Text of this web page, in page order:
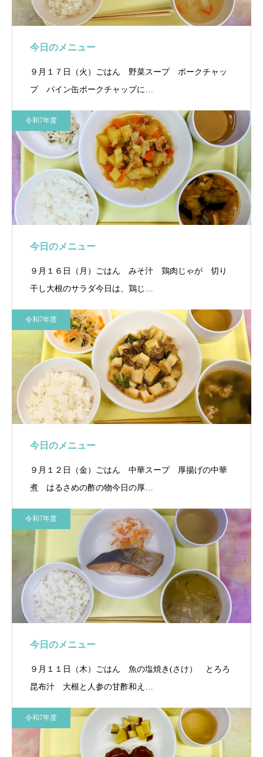
今日のメニュー
９月１７日（火）ごはん 野菜スープ ポークチャッ
プ パイン缶ポークチャップに…
令和7年度
今日のメニュー
９月１６日（月）ごはん みそ汁 鶏肉じゃが 切り
干し大根のサラダ今日は、鶏じ…
令和7年度
今日のメニュー
９月１２日（金）ごはん 中華スープ 厚揚げの中華
煮 はるさめの酢の物今日の厚…
令和7年度
今日のメニュー
９月１１日（木）ごはん 魚の塩焼き(さけ） とろろ
昆布汁 大根と人参の甘酢和え…
令和7年度